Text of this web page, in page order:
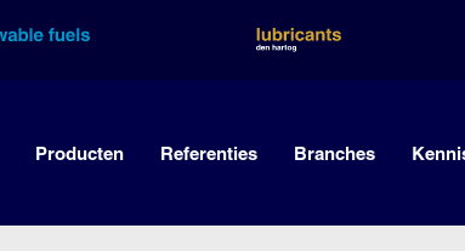
Producten Referenties Branches